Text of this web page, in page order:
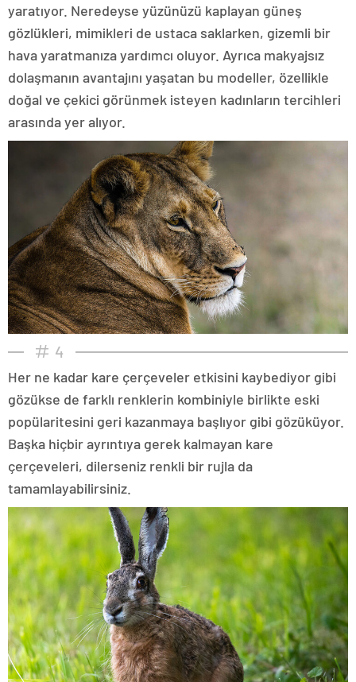
yaratıyor. Neredeyse yüzünüzü kaplayan güneş
gözlükleri, mimikleri de ustaca saklarken, gizemli bir
hava yaratmanıza yardımcı oluyor. Ayrıca makyajsız
dolaşmanın avantajını yaşatan bu modeller, özellikle
doğal ve çekici görünmek isteyen kadınların tercihleri
arasında yer alıyor.
4
Her ne kadar kare çerçeveler etkisini kaybediyor gibi
gözükse de farklı renklerin kombiniyle birlikte eski
popülaritesini geri kazanmaya başlıyor gibi gözüküyor.
Başka hiçbir ayrıntıya gerek kalmayan kare
çerçeveleri, dilerseniz renkli bir rujla da
tamamlayabilirsiniz.